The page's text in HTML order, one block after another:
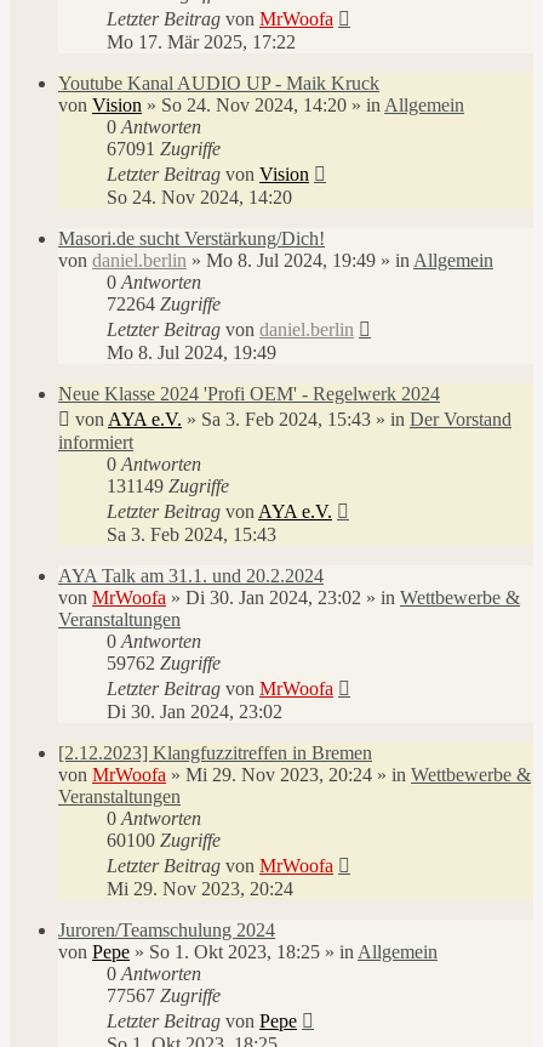
Letzter Beitrag von MrWoofa
Mo 17. Mär 2025, 17:22
Youtube Kanal AUDIO UP - Maik Kruck
von Vision » So 24. Nov 2024, 14:20 » in Allgemein
0 Antworten
67091 Zugriffe
Letzter Beitrag von Vision
So 24. Nov 2024, 14:20
Masori.de sucht Verstärkung/Dich!
von daniel.berlin » Mo 8. Jul 2024, 19:49 » in Allgemein
0 Antworten
72264 Zugriffe
Letzter Beitrag von daniel.berlin
Mo 8. Jul 2024, 19:49
Neue Klasse 2024 'Profi OEM' - Regelwerk 2024
von AYA e.V. » Sa 3. Feb 2024, 15:43 » in Der Vorstand
informiert
0 Antworten
131149 Zugriffe
Letzter Beitrag von AYA e.V.
Sa 3. Feb 2024, 15:43
AYA Talk am 31.1. und 20.2.2024
von MrWoofa » Di 30. Jan 2024, 23:02 » in Wettbewerbe &
Veranstaltungen
0 Antworten
59762 Zugriffe
Letzter Beitrag von MrWoofa
Di 30. Jan 2024, 23:02
[2.12.2023] Klangfuzzitreffen in Bremen
von MrWoofa » Mi 29. Nov 2023, 20:24 » in Wettbewerbe &
Veranstaltungen
0 Antworten
60100 Zugriffe
Letzter Beitrag von MrWoofa
Mi 29. Nov 2023, 20:24
Juroren/Teamschulung 2024
von Pepe » So 1. Okt 2023, 18:25 » in Allgemein
0 Antworten
77567 Zugriffe
Letzter Beitrag von Pepe